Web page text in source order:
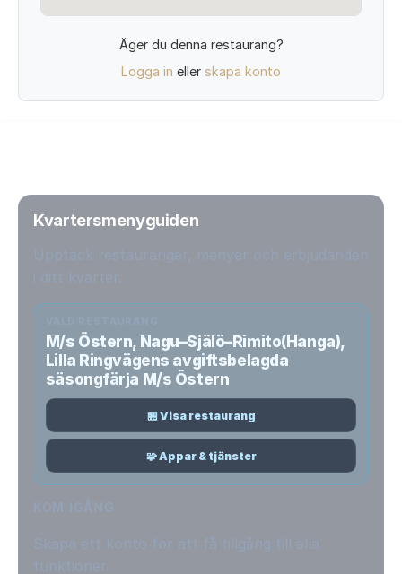
Äger du denna restaurang?
Logga in eller skapa konto
Kvartersmenyguiden
M/s Östern, Nagu–Själö–Rimito(Hanga),
Lilla Ringvägens avgiftsbelagda
säsongfärja M/s Östern
🏪 Visa restaurang
🧩 Appar & tjänster